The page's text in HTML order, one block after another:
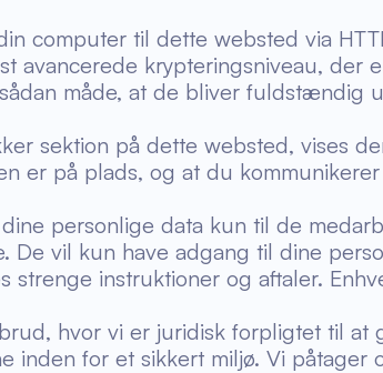
computer til dette websted via
avancerede krypteringsniveau,
måde, at de bliver fuldstændig
sektion på dette websted, vises
er på plads, og at du
personlige data kun til de
De vil kun have adgang til dine
strenge instruktioner og aftaler.
hvor vi er juridisk forpligtet til at
inden for et sikkert miljø. Vi